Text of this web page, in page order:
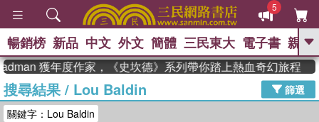
5
GO
熱搜： 高希均教授回憶錄
、 The Odyssey 、 父親節 、 如果歷
暢銷榜 新品 中文 外文 簡體 三民東大 電子書 親子
獲年度作家，《史坎德》系列帶你踏上熱血奇幻旅程
搜尋結果/ Lou Baldin
篩選
關鍵字：Lou Baldin